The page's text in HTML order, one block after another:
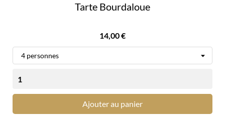
Tarte Bourdaloue
Prix
14,00 €
Ajouter au panier